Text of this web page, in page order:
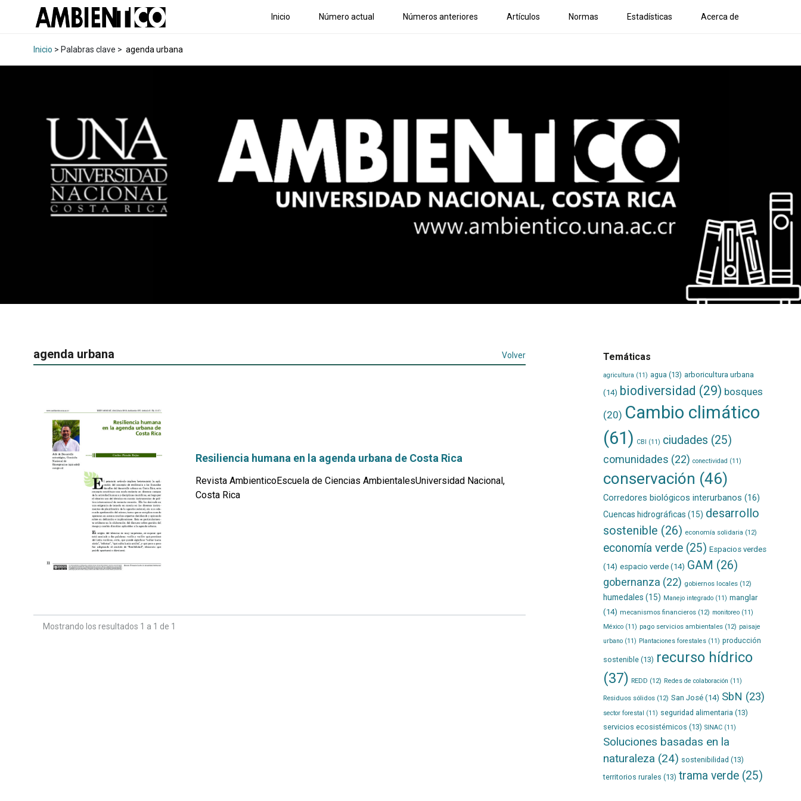
Inicio Número actual Números anteriores Artículos Normas Estadísticas Acerca de
Inicio > Palabras clave > agenda urbana
agenda urbana Volver
Resiliencia humana en la agenda urbana de Costa Rica
Revista AmbienticoEscuela de Ciencias AmbientalesUniversidad Nacional,
Costa Rica
Mostrando los resultados 1 a 1 de 1
Temáticas
agricultura (11) agua (13) arboricultura urbana
(14) biodiversidad (29) bosques
(20) Cambio climático
(61) CBI (11) ciudades (25)
comunidades (22) conectividad (11)
conservación (46)
Corredores biológicos interurbanos (16)
Cuencas hidrográficas (15) desarrollo
sostenible (26) economía solidaria (12)
economía verde(25) Espacios verdes
(14) espacio verde(14) GAM (26)
gobernanza (22) gobiernos locales(12)
humedales (15) Manejo integrado(11) manglar
(14) mecanismos financieros(12) monitoreo(11)
México(11) pago servicios ambientales(12) paisaje
urbano(11) Plantaciones forestales(11) producción
sostenible(13) recurso hídrico
(37) REDD (12) Redes de colaboración (11)
Residuos sólidos(12) San José(14) SbN (23)
sector forestal (11) seguridad alimentaria (13)
servicios ecosistémicos (13) SINAC(11)
Soluciones basadas en la
naturaleza (24) sostenibilidad (13)
territorios rurales (13) trama verde(25)